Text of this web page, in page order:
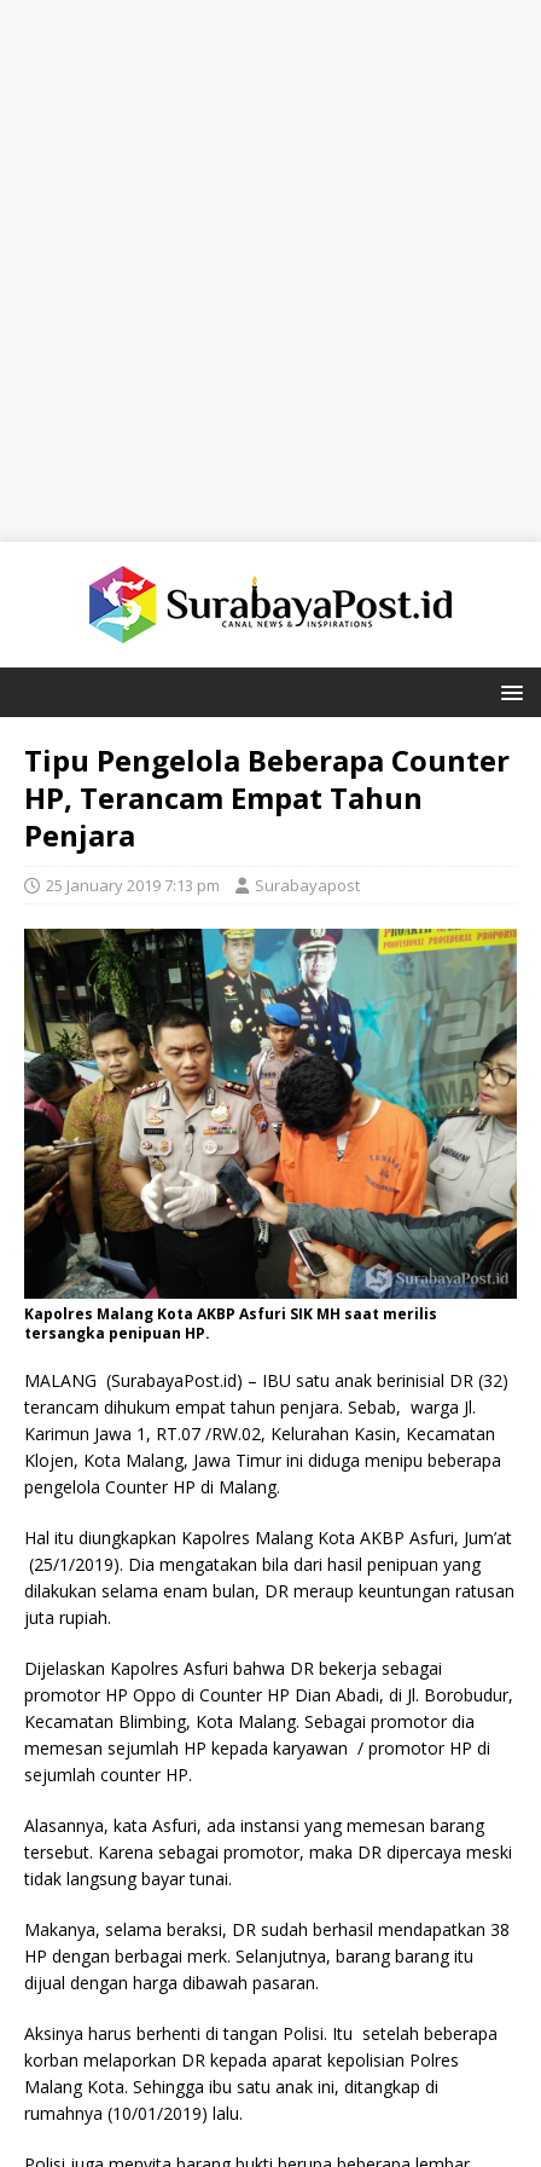
Tipu Pengelola Beberapa Counter
HP, Terancam Empat Tahun
Penjara
25 January 2019 7:13 pm Surabayapost
Kapolres Malang Kota AKBP Asfuri SIK MH saat merilis
tersangka penipuan HP.
MALANG (SurabayaPost.id) – IBU satu anak berinisial DR (32)
terancam dihukum empat tahun penjara. Sebab, warga Jl.
Karimun Jawa 1, RT.07 /RW.02, Kelurahan Kasin, Kecamatan
Klojen, Kota Malang, Jawa Timur ini diduga menipu beberapa
pengelola Counter HP di Malang.
Hal itu diungkapkan Kapolres Malang Kota AKBP Asfuri, Jum’at
(25/1/2019). Dia mengatakan bila dari hasil penipuan yang
dilakukan selama enam bulan, DR meraup keuntungan ratusan
juta rupiah.
Dijelaskan Kapolres Asfuri bahwa DR bekerja sebagai
promotor HP Oppo di Counter HP Dian Abadi, di Jl. Borobudur,
Kecamatan Blimbing, Kota Malang. Sebagai promotor dia
memesan sejumlah HP kepada karyawan / promotor HP di
sejumlah counter HP.
Alasannya, kata Asfuri, ada instansi yang memesan barang
tersebut. Karena sebagai promotor, maka DR dipercaya meski
tidak langsung bayar tunai.
Makanya, selama beraksi, DR sudah berhasil mendapatkan 38
HP dengan berbagai merk. Selanjutnya, barang barang itu
dijual dengan harga dibawah pasaran.
Aksinya harus berhenti di tangan Polisi. Itu setelah beberapa
korban melaporkan DR kepada aparat kepolisian Polres
Malang Kota. Sehingga ibu satu anak ini, ditangkap di
rumahnya (10/01/2019) lalu.